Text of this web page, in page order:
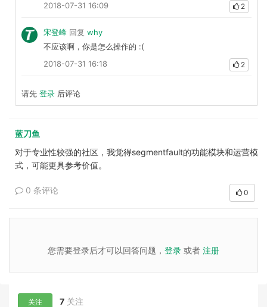
2018-07-31 16:09
2
宋登峰 回复 why
不应该啊，你是怎么操作的 :(
2018-07-31 16:18
2
请先 登录 后评论
蓝刀鱼
对于专业性较强的社区，我觉得segmentfault的功能模块和运营模
式，可能更具参考价值。
0 条评论 0
您需要登录后才可以回答问题， 登录 或者 注册
关注 7 关注